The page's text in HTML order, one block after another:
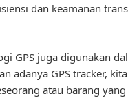
dan keamanan
GPS juga digunakan
adanya GPS tracker,
atau barang